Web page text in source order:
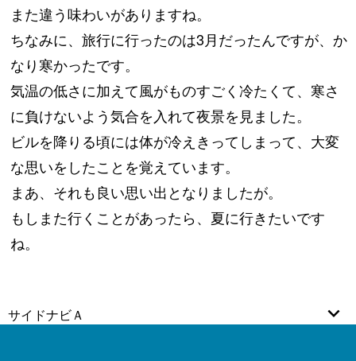
また違う味わいがありますね。
ちなみに、旅行に行ったのは3月だったんですが、か
なり寒かったです。
気温の低さに加えて風がものすごく冷たくて、寒さ
に負けないよう気合を入れて夜景を見ました。
ビルを降りる頃には体が冷えきってしまって、大変
な思いをしたことを覚えています。
まあ、それも良い思い出となりましたが。
もしまた行くことがあったら、夏に行きたいです
ね。
サイドナビＡ